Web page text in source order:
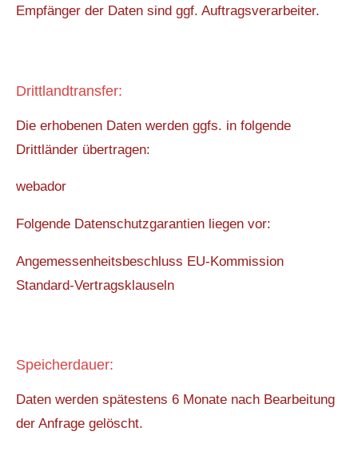
Empfänger der Daten sind ggf. Auftragsverarbeiter.
Drittlandtransfer:
Die erhobenen Daten werden ggfs. in folgende
Drittländer übertragen:
webador
Folgende Datenschutzgarantien liegen vor:
Angemessenheitsbeschluss EU-Kommission
Standard-Vertragsklauseln
Speicherdauer:
Daten werden spätestens 6 Monate nach Bearbeitung
der Anfrage gelöscht.